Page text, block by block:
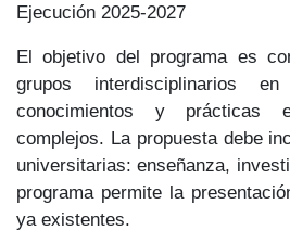
Ejecución 2025-2027
El objetivo del programa es
grupos interdisciplinarios
conocimientos y prácticas
complejos. La propuesta debe
universitarias: enseñanza,
programa permite la
ya existentes.